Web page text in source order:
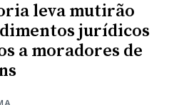
leva mutirão
jurídicos
a moradores de